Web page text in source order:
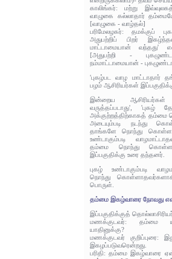
காலிங்கர்: மற்று
வாழுகை கல்லாதார்
[வாழுகை - வாழ்தல்]
பரிமேலழகர்: தமக்குப்
அதுபற்றிப் பிறர்
மாட்டாமையான் வந்தது'
[அதுபற்றி -
நம்மாட்டாமையான் -
'புகழ்பட வாழ மாட்டாதார்
பழம் ஆசிரியர்கள்
இன்றைய ஆசிரியர்கள்
வருத்தப்படாது', 'புகழ்
அக்குற்றத்திற்காகத் தம்மை
அடையும்படி நடந்து
தாங்களே நொந்து கொள்ள
உண்டாகும்படி
தம்மை நொந்து
இப்பகுதிக்கு உரை தந்தனர்.
புகழ் உண்டாகும்படி
நொந்து
பொருள்.
தம்மை இகழ்வாரை நோவது
இப்பகுதிக்குத்
மணக்குடவர்: தம்மை
யாதினுக்கு?
மணக்குடவர் குறிப்புரை:
இகழப்படுவரென்றது.
பரிதி: தம்மை இகழ்வாரை